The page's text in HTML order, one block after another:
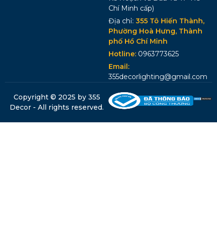
Chí Minh cấp)
Địa chỉ: 355 Tô Hiến Thành,
Phường Hoà Hưng, Thành
phố Hồ Chí Minh
Hotline: 0963773625
Email:
355decorlighting@gmail.com
Copyright © 2025 by 355
Decor - All rights reserved.